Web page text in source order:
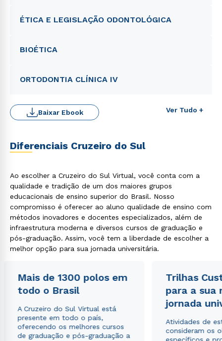
ÉTICA E LEGISLAÇÃO ODONTOLÓGICA
BIOÉTICA
ORTODONTIA CLÍNICA IV
Ver Tudo +
Baixar Ebook
Diferenciais Cruzeiro do Sul
Ao escolher a Cruzeiro do Sul Virtual, você conta com a
qualidade e tradição de um dos maiores grupos
educacionais de ensino superior do Brasil. Nosso
compromisso é oferecer ao aluno qualidade de ensino com
métodos inovadores e docentes especializados, além de
infraestrutura moderna e diversos cursos de graduação e
pós-graduação. Assim, você tem a liberdade de escolher a
melhor opção para sua jornada universitária.
Mais de 1300 polos em
todo o Brasil
A Cruzeiro do Sul Virtual está
presente em todo o país,
oferecendo os melhores cursos
de graduação e pós-graduação a
Trilhas
para a sua
jornada
Atividades de
consideram os